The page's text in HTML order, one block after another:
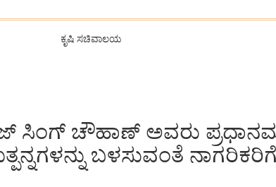
ಕೃಷಿ ಸಚಿವಾಲಯ
ಸಿಂಗ್ ಚೌಹಾಣ್ ಅವರು
ಬಳಸುವಂತೆ